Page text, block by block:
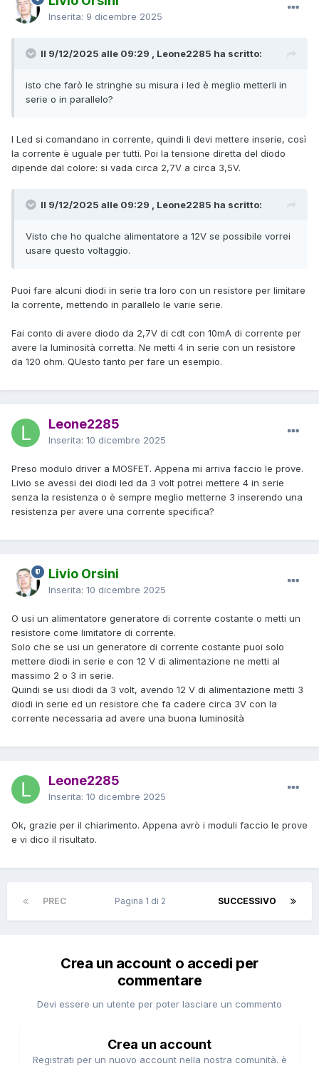
Inserita: 9 dicembre 2025
Il 9/12/2025 alle 09:29 , Leone2285 ha scritto:
isto che farò le stringhe su misura i led è meglio metterli in
serie o in parallelo?
I Led si comandano in corrente, quindi li devi mettere inserie, così
la corrente è uguale per tutti. Poi la tensione diretta del diodo
dipende dal colore: si vada circa 2,7V a circa 3,5V.
Il 9/12/2025 alle 09:29 , Leone2285 ha scritto:
Visto che ho qualche alimentatore a 12V se possibile vorrei
usare questo voltaggio.
Puoi fare alcuni diodi in serie tra loro con un resistore per limitare
la corrente, mettendo in parallelo le varie serie.
Fai conto di avere diodo da 2,7V di cdt con 10mA di corrente per
avere la luminosità corretta. Ne metti 4 in serie con un resistore
da 120 ohm. QUesto tanto per fare un esempio.
Leone2285
Inserita: 10 dicembre 2025
Preso modulo driver a MOSFET. Appena mi arriva faccio le prove.
Livio se avessi dei diodi led da 3 volt potrei mettere 4 in serie
senza la resistenza o è sempre meglio metterne 3 inserendo una
resistenza per avere una corrente specifica?
Livio Orsini
Inserita: 10 dicembre 2025
O usi un alimentatore generatore di corrente costante o metti un
resistore come limitatore di corrente.
Solo che se usi un generatore di corrente costante puoi solo
mettere diodi in serie e con 12 V di alimentazione ne metti al
massimo 2 o 3 in serie.
Quindi se usi diodi da 3 volt, avendo 12 V di alimentazione metti 3
diodi in serie ed un resistore che fa cadere circa 3V con la
corrente necessaria ad avere una buona luminosità
Leone2285
Inserita: 10 dicembre 2025
Ok, grazie per il chiarimento. Appena avrò i moduli faccio le prove
e vi dico il risultato.
PREC SUCCESSIVO
Pagina 1 di 2
Crea un account o accedi per
commentare
Devi essere un utente per poter lasciare un commento
Crea un account
Registrati per un nuovo account nella nostra comunità. è